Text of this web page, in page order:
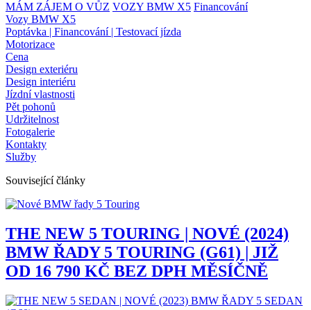
MÁM ZÁJEM O VŮZ VOZY BMW X5 Financování
Vozy BMW X5
Poptávka | Financování | Testovací jízda
Motorizace
Cena
Design exteriéru
Design interiéru
Jízdní vlastnosti
Pět pohonů
Udržitelnost
Fotogalerie
Kontakty
Služby
Související články
THE NEW 5 TOURING | NOVÉ (2024)
BMW ŘADY 5 TOURING (G61) | JIŽ
OD 16 790 KČ BEZ DPH MĚSÍČNĚ